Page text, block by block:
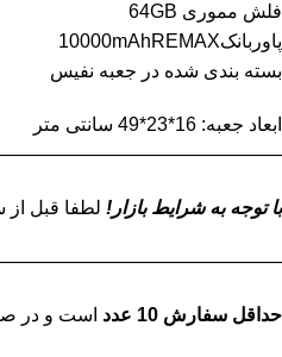
فلش مموری 64GB
پاوربانک10000mAhREMAX
بسته بندی شده در جعبه نفیس
ابعاد جعبه: 16*23*49 سانتی متر
با توجه به شرایط بازار! لطفا قبل از
حداقل سفارش 10 عدد است و در صورت سفارش بالای